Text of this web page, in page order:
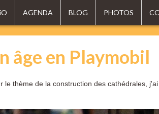
AGENDA BLOG PHOTOS
âge en Playmobil
le thème de la construction des cathédrales,